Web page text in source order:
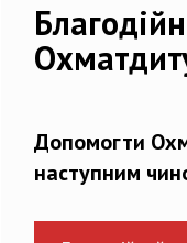
Допомогти
наступним